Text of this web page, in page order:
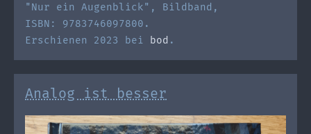
"Nur ein Augenblick", Bildband,
ISBN: 9783746097800.
Erschienen 2023 bei
bod .
Analog ist besser